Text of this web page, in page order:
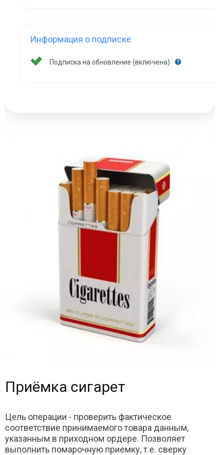
Информация о подписке
Подписка на обновление (включена)
Приёмка сигарет
Цель операции - проверить фактическое
соответствие принимаемого товара данным,
указанным в приходном ордере. Позволяет
выполнить помарочную приемку, т.е. сверку